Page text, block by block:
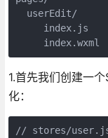
  userEdit/
     index.js
     index.wxml
1.首先我们创建一
化：
// stores/